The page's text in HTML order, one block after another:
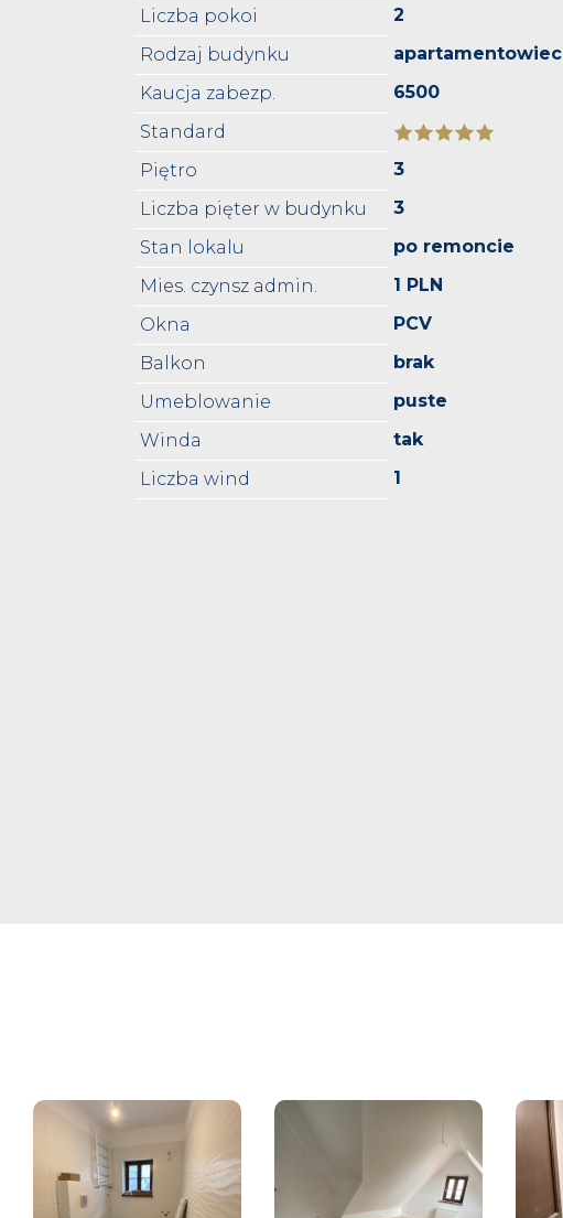
Liczba pokoi
2
Rodzaj budynku
apartamentowiec
Kaucja zabezp.
6500
Standard
Piętro
3
Liczba pięter w budynku
3
Stan lokalu
po remoncie
Mies. czynsz admin.
1 PLN
Okna
PCV
Balkon
brak
Umeblowanie
puste
Winda
tak
Liczba wind
1